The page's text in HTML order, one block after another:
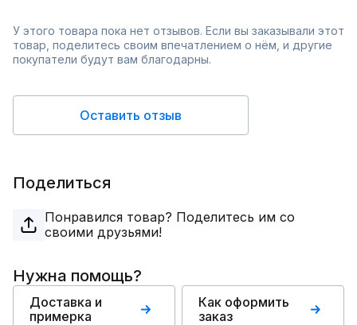
У этого товара пока нет отзывов. Если вы заказывали этот
товар, поделитесь своим впечатлением о нём, и другие
покупатели будут вам благодарны.
Оставить отзыв
Поделиться
Понравился товар? Поделитесь им со
своими друзьями!
Нужна помощь?
Доставка и
примерка
Как оформить
заказ